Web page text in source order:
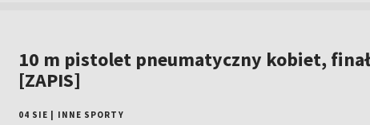
10 m pistolet pneumatyczny kobiet, finał
[ZAPIS]
04 SIE INNE SPORTY